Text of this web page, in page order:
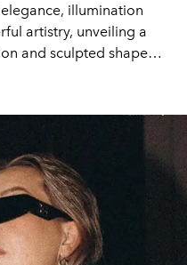
illumination
artistry, unveiling a
and sculpted shape
through shadows
confidence where
of power and
narrative.